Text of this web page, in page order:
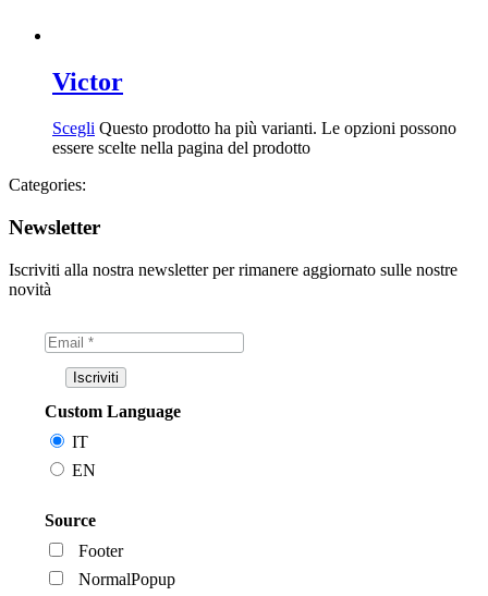
Victor
Scegli Questo prodotto ha più varianti. Le opzioni possono
essere scelte nella pagina del prodotto
Categories:
Newsletter
Iscriviti alla nostra newsletter per rimanere aggiornato sulle nostre
novità
Custom Language
IT
EN
Source
Footer
NormalPopup